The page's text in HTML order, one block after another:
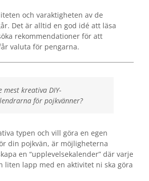
och varaktigheten av de
Det är alltid en god idé att läsa
rekommendationer för att
valuta för pengarna.
mest kreativa DIY-
för pojkvänner?
typen och vill göra en egen
din pojkvän, är möjligheterna
en “upplevelsekalender” där varje
liten lapp med en aktivitet ni ska göra